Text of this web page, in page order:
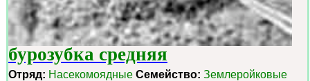
бурозубка средняя
Отряд: Насекомоядные Семейство: Землеройковые